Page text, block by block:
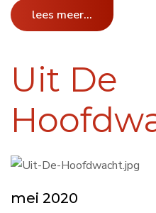
lees meer...
Uit De
mei 2020